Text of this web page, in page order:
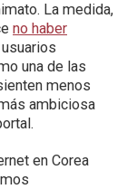
La medida,
no haber
una de las
menos
ambiciosa
en Corea